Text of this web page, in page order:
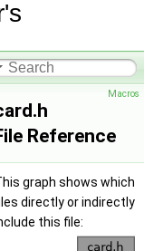
Macros
Reference
graph shows which
directly or indirectly
this file: